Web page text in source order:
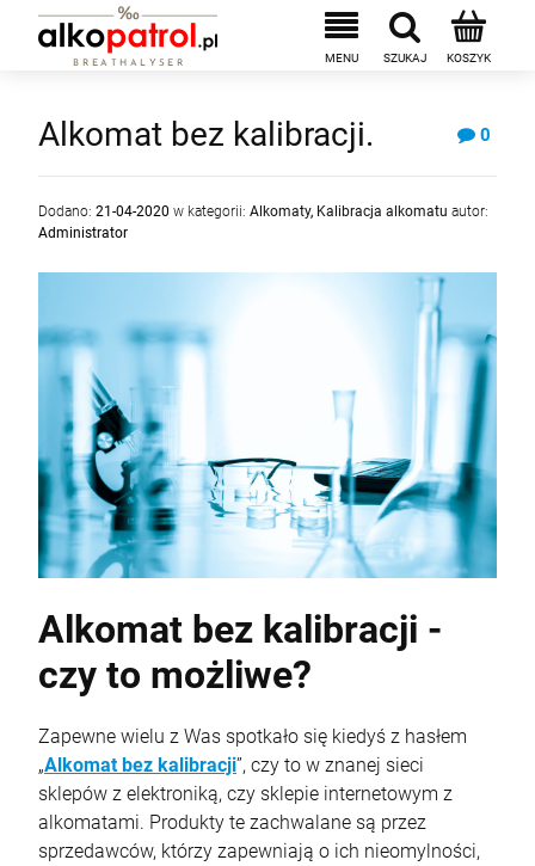
Alkomat bez kalibracji. 0
Dodano: 21-04-2020 w kategorii: Alkomaty, Kalibracja alkomatu autor:
Administrator
Alkomat bez kalibracji -
czy to możliwe?
Zapewne wielu z Was spotkało się kiedyś z hasłem
„Alkomat bez kalibracji”, czy to w znanej sieci
sklepów z elektroniką, czy sklepie internetowym z
alkomatami. Produkty te zachwalane są przez
sprzedawców, którzy zapewniają o ich nieomylności,